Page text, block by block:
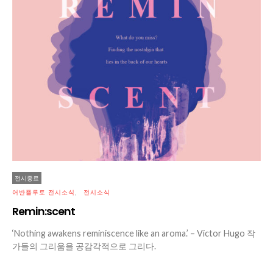
전시종료
어반플루토 전시소식 전시소식
Remin:scent
‘Nothing awakens reminiscence like an aroma.’ – Victor Hugo 작
가들의 그리움을 공감각적으로 그리다.